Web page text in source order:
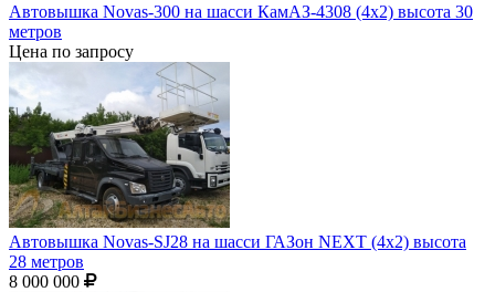
Автовышка Novas-300 на шасси КамАЗ-4308 (4х2) высота 30
метров
Цена по запросу
Автовышка Novas-SJ28 на шасси ГАЗон NEXT (4х2) высота
28 метров
8 000 000